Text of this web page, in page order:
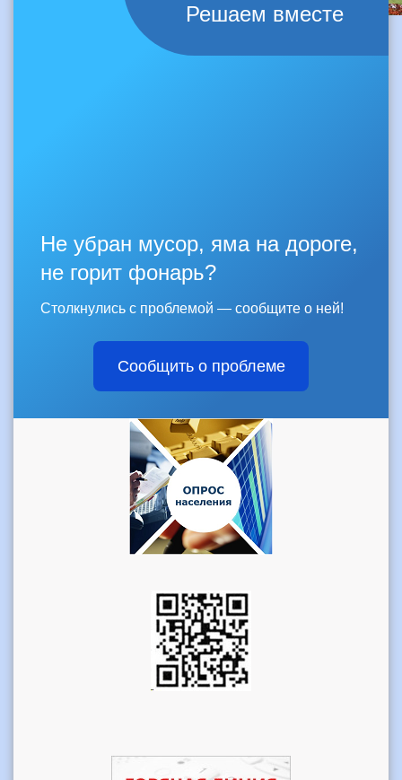
Решаем вместе
Не убран мусор, яма на дороге,
не горит фонарь?
Столкнулись с проблемой — сообщите о ней!
Сообщить о проблеме